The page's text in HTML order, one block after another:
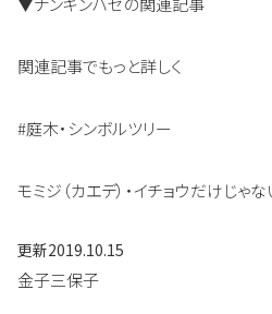
関連記事でもっと詳しく
#庭木・シンボルツリー
モミジ（カエデ）・イチョウだけじゃ
更新2019.10.15
金子三保子